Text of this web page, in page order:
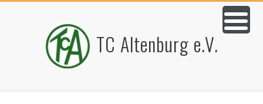
TC Altenburg e.V.